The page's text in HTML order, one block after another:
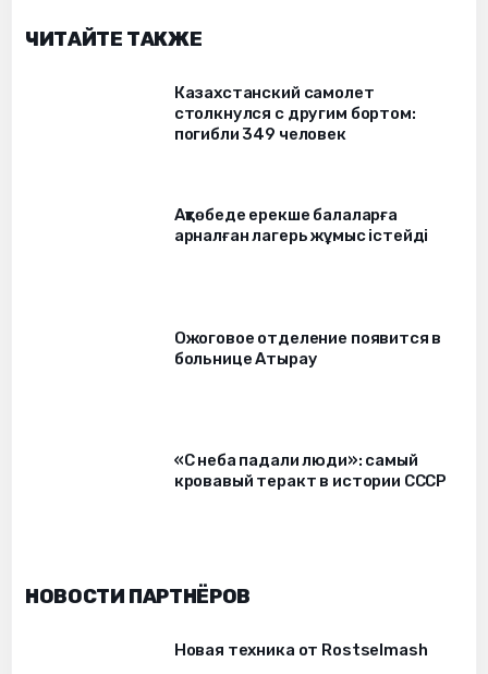
ЧИТАЙТЕ ТАКЖЕ
Казахстанский самолет
столкнулся с другим бортом:
погибли 349 человек
Ақтөбеде ерекше балаларға
арналған лагерь жұмыс істейді
Ожоговое отделение появится в
больнице Атырау
«С неба падали люди»: самый
кровавый теракт в истории СССР
НОВОСТИ ПАРТНЁРОВ
Новая техника от Rostselmash